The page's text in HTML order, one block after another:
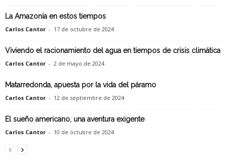
La Amazonía en estos tiempos
Carlos Cantor - 17 de octubre de 2024
Viviendo el racionamiento del agua en tiempos de crisis climática
Carlos Cantor - 2 de mayo de 2024
Matarredonda, apuesta por la vida del páramo
Carlos Cantor - 12 de septiembre de 2024
El sueño americano, una aventura exigente
Carlos Cantor - 10 de octubre de 2024